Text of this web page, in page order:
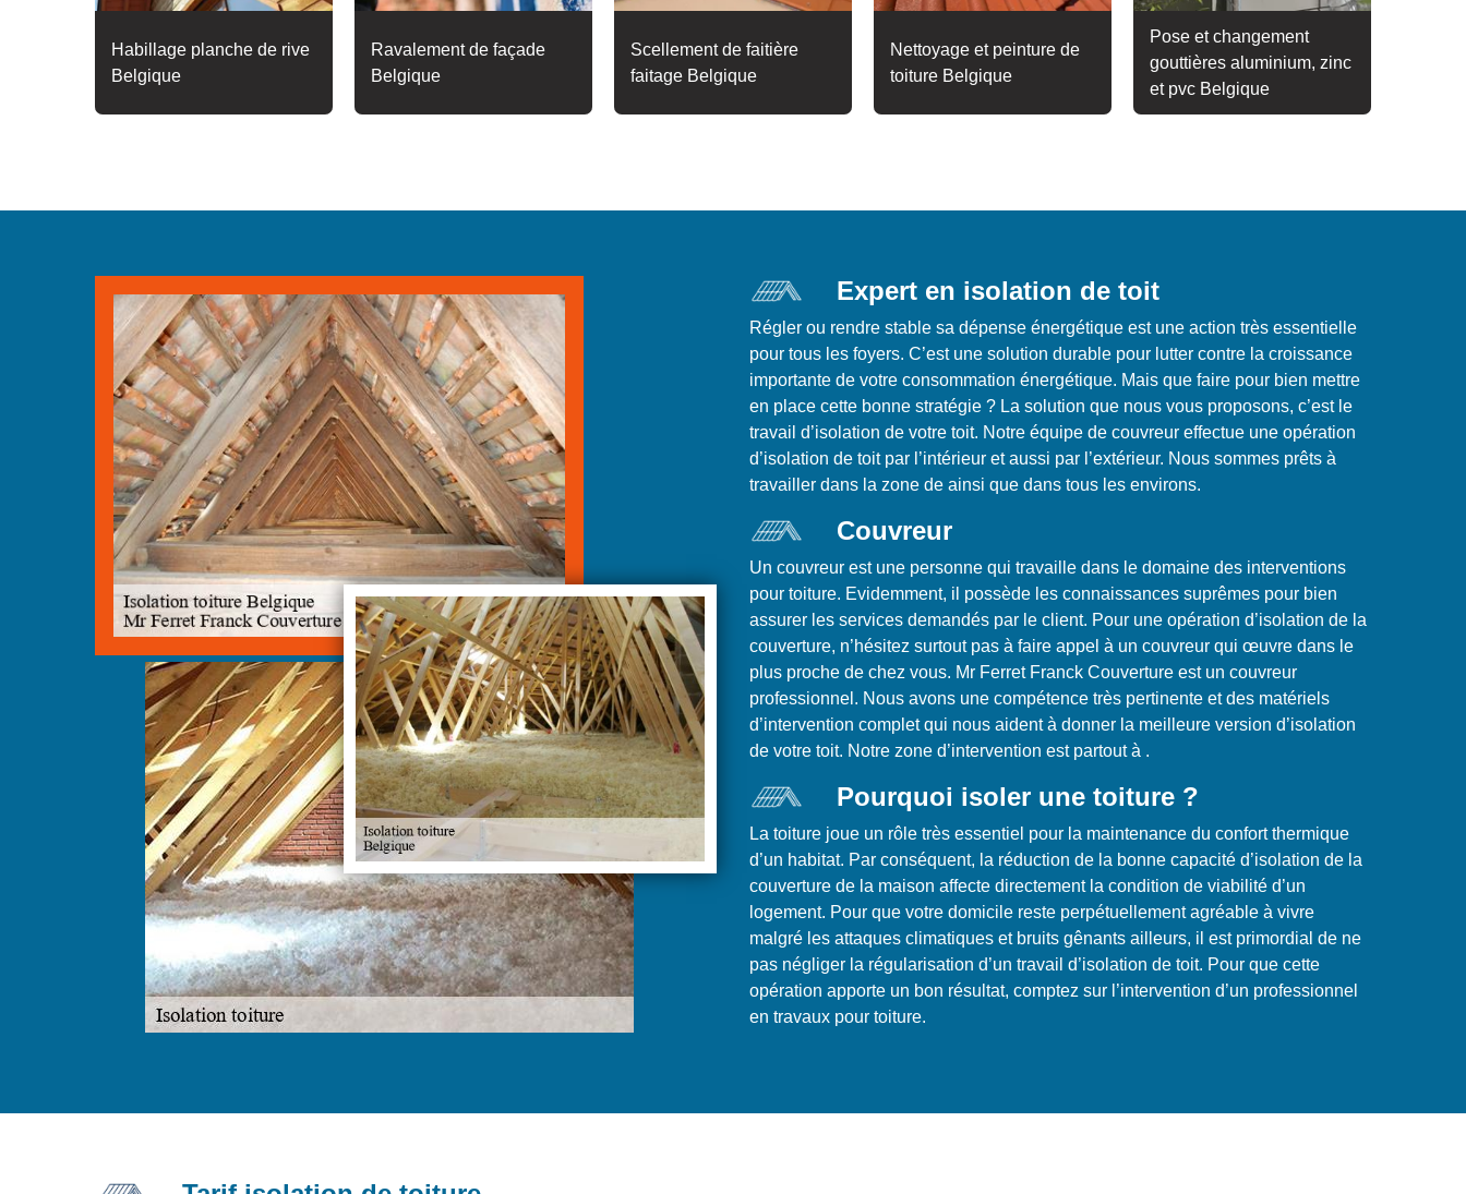
Habillage planche de rive
Belgique
Ravalement de façade
Belgique
Scellement de faitière
faitage Belgique
Nettoyage et peinture de
toiture Belgique
Pose et changement
gouttières aluminium, zinc
et pvc Belgique
Expert en isolation de toit
Régler ou rendre stable sa dépense énergétique est une action très essentielle
pour tous les foyers. C’est une solution durable pour lutter contre la croissance
importante de votre consommation énergétique. Mais que faire pour bien mettre
en place cette bonne stratégie ? La solution que nous vous proposons, c’est le
travail d’isolation de votre toit. Notre équipe de couvreur effectue une opération
d’isolation de toit par l’intérieur et aussi par l’extérieur. Nous sommes prêts à
travailler dans la zone de ainsi que dans tous les environs.
Couvreur
Un couvreur est une personne qui travaille dans le domaine des interventions
pour toiture. Evidemment, il possède les connaissances suprêmes pour bien
assurer les services demandés par le client. Pour une opération d’isolation de la
couverture, n’hésitez surtout pas à faire appel à un couvreur qui œuvre dans le
plus proche de chez vous. Mr Ferret Franck Couverture est un couvreur
professionnel. Nous avons une compétence très pertinente et des matériels
d’intervention complet qui nous aident à donner la meilleure version d’isolation
de votre toit. Notre zone d’intervention est partout à .
Pourquoi isoler une toiture ?
La toiture joue un rôle très essentiel pour la maintenance du confort thermique
d’un habitat. Par conséquent, la réduction de la bonne capacité d’isolation de la
couverture de la maison affecte directement la condition de viabilité d’un
logement. Pour que votre domicile reste perpétuellement agréable à vivre
malgré les attaques climatiques et bruits gênants ailleurs, il est primordial de ne
pas négliger la régularisation d’un travail d’isolation de toit. Pour que cette
opération apporte un bon résultat, comptez sur l’intervention d’un professionnel
en travaux pour toiture.